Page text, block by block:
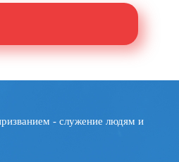
- служение людям и